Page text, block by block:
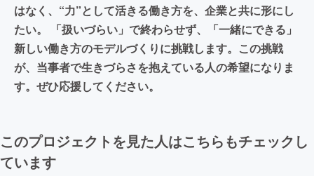
はなく、“力”として活きる働き方を、企業と共に形にし
たい。 「扱いづらい」で終わらせず、「一緒にできる」
新しい働き方のモデルづくりに挑戦します。この挑戦
が、当事者で生きづらさを抱えている人の希望になりま
す。ぜひ応援してください。
このプロジェクトを見た人はこちらもチェックし
ています